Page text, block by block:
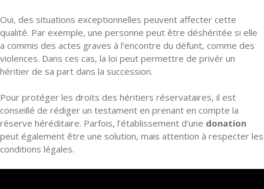
Oui, des situations exceptionnelles peuvent affecter cette
qualité. Par exemple, une personne peut être déshéritée si elle
a commis des actes graves à l’encontre du défunt, comme des
violences. Dans ces cas, la loi peut permettre de privér un
héritier de sa part dans la succession.
Pour protéger les droits des héritiers réservataires, il est
conseillé de rédiger un testament en prenant en compte la
réserve héréditaire. Parfois, l’établissement d’une donation
peut également être une solution, mais attention à respecter les
conditions légales.